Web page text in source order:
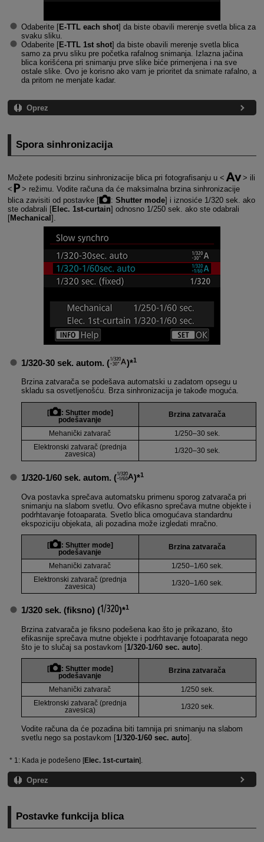
Odaberite [E-TTL each shot] da biste obavili merenje svetla blica za
svaku sliku.
Odaberite [E-TTL 1st shot] da biste obavili merenje svetla blica
samo za prvu sliku pre početka rafalnog snimanja. Izlazna jačina
blica korišćena pri snimanju prve slike biće primenjena i na sve
ostale slike. Ovo je korisno ako vam je prioritet da snimate rafalno, a
da pritom ne menjate kadar.
Oprez
Spora sinhronizacija
Možete podesiti brzinu sinhronizacije blica pri fotografisanju u
ili
režimu. Vodite računa da će maksimalna brzina sinhronizacije
blica zavisiti od postavke [
: Shutter mode] i iznosiće 1/320 sek. ako
ste odabrali [Elec. 1st-curtain] odnosno 1/250 sek. ako ste odabrali
[Mechanical ].
1/320-30 sek. autom. ( )*1
Brzina zatvarača se podešava automatski u zadatom opsegu u
skladu sa osvetljenošću. Brza sinhronizacija je takođe moguća.
[ : Shutter mode]
podešavanje
Brzina zatvarača
Mehanički zatvarač
1/250–30 sek.
Elektronski zatvarač (prednja
zavesica)
1/320–30 sek.
1/320-1/60 sek. autom. ( )*1
Ova postavka sprečava automatsku primenu sporog zatvarača pri
snimanju na slabom svetlu. Ovo efikasno sprečava mutne objekte i
podrhtavanje fotoaparata. Svetlo blica omogućava standardnu
ekspoziciju objekata, ali pozadina može izgledati mračno.
[ : Shutter mode]
podešavanje
Brzina zatvarača
Mehanički zatvarač
1/250–1/60 sek.
Elektronski zatvarač (prednja
zavesica)
1/320–1/60 sek.
1/320 sek. (fiksno)( )*1
Brzina zatvarača je fiksno podešena kao što je prikazano, što
efikasnije sprečava mutne objekte i podrhtavanje fotoaparata nego
što je to slučaj sa postavkom [1/320-1/60 sec. auto].
: Shutter mode
podešavanje
Brzina zatvarača
Mehanički zatvarač
1/250 sek.
Elektronski zatvarač (prednja
zavesica)
1/320 sek.
Vodite računa da će pozadina biti tamnija pri snimanju na slabom
svetlu nego sa postavkom [1/320-1/60 sec. auto].
1: Kada je podešeno [ Elec. 1st-curtain].
Oprez
Postavke funkcija blica